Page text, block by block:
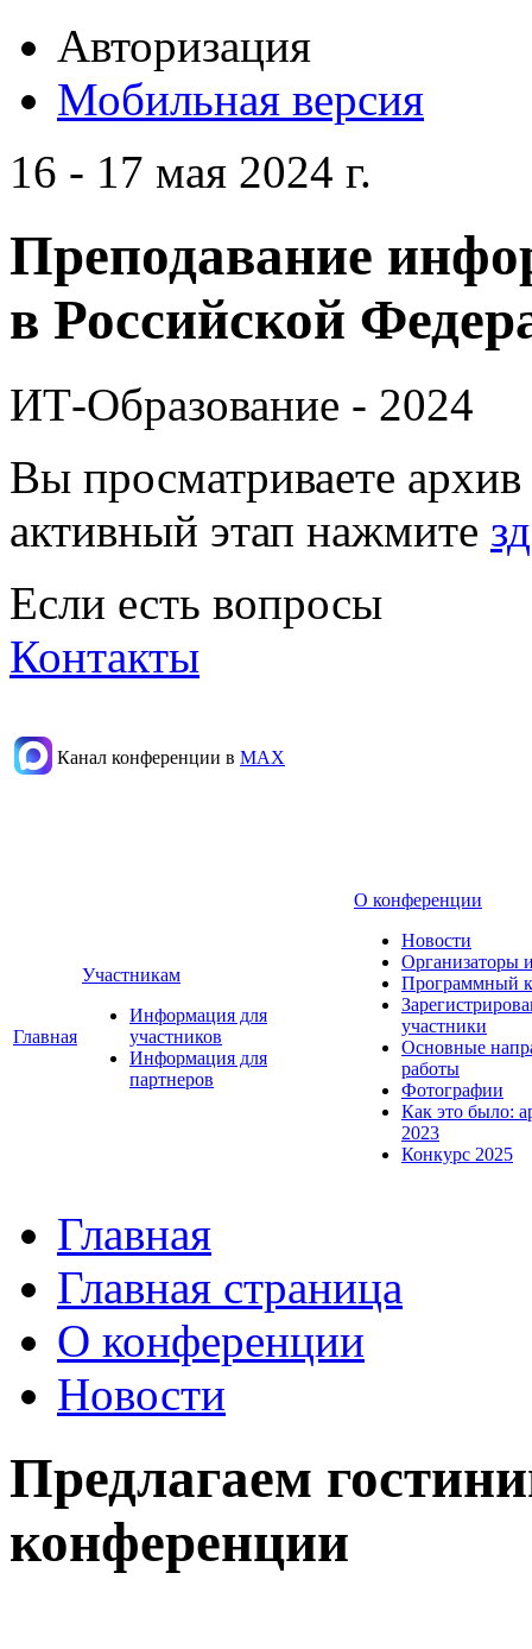
Авторизация
Мобильная версия
16 - 17 мая 2024 г.
Преподавание
в Российской
ИТ-Образование - 2024
Вы просматриваете
активный этап нажмите
Если есть вопросы
Контакты
Канал конференции в МАХ
Главная
Участникам
Информация для
участников
Информация для
партнеров
О конференции
Новости
Организаторы
Программный
участники
Основные
работы
Фотографии
Как это было:
2023
Конкурс 2025
Главная
Главная страница
О конференции
Новости
Предлагаем
конференции